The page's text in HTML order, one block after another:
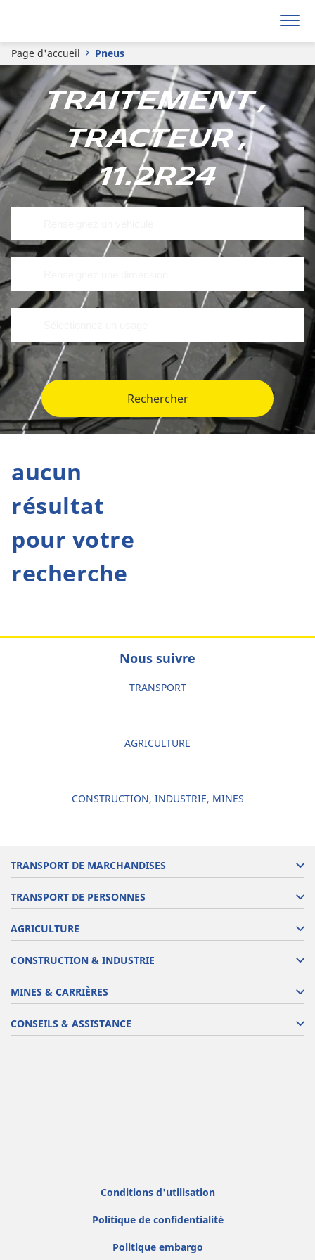
Page d'accueil Pneus
Traitement ,
Tracteur ,
11.2R24
Rechercher
aucun
résultat
pour votre
recherche
Nous suivre
TRANSPORT
AGRICULTURE
CONSTRUCTION, INDUSTRIE, MINES
TRANSPORT DE MARCHANDISES
TRANSPORT DE PERSONNES
AGRICULTURE
CONSTRUCTION & INDUSTRIE
MINES & CARRIÈRES
CONSEILS & ASSISTANCE
Conditions d'utilisation
Politique de confidentialité
Politique embargo